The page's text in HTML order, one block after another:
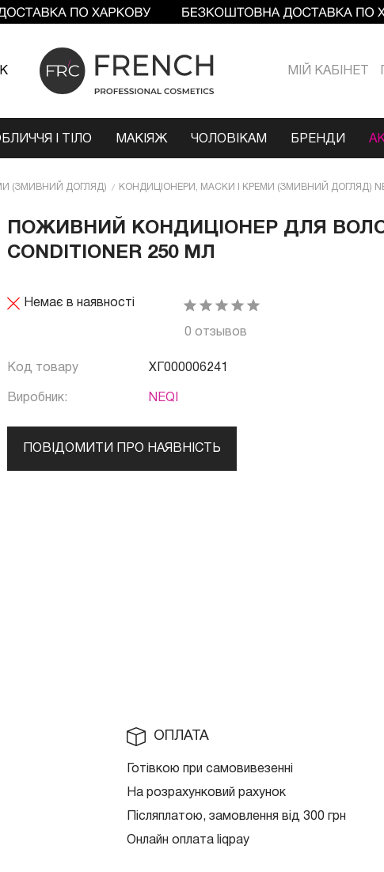
МIЙ КАБIНЕТ
І ТІЛО МАКІЯЖ ЧОЛОВІКАМ БРЕНДИ
(ЗМИВНИЙ ДОГЛЯД) КОНДИЦІОНЕРИ, МАСКИ І КРЕМИ (ЗМИВНИЙ ДОГЛЯД)
ПОЖИВНИЙ КОНДИЦІОНЕР ДЛЯ
CONDITIONER 250 МЛ
Немає в наявності
0 отзывов
Код товару ХГ000006241
Виробник: NEQI
ПОВІДОМИТИ ПРО НАЯВНІСТЬ
ОПЛАТА
Готівкою при самовивезенні
На розрахунковий рахунок
Післяплатою, замовлення від 300 грн
Онлайн оплата liqpay